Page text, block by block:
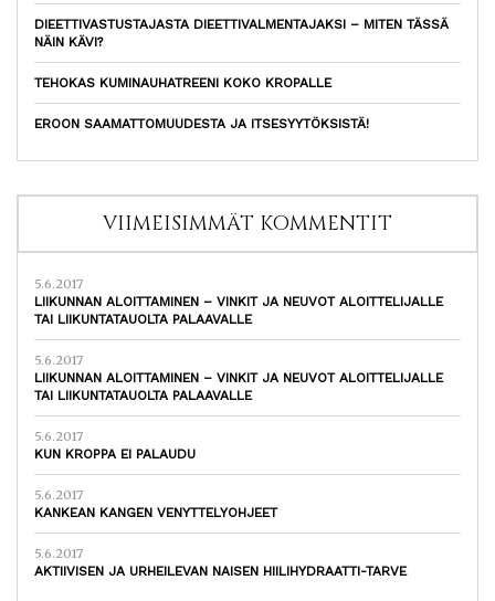
DIEETTIVASTUSTAJASTA DIEETTIVALMENTAJAKSI – MITEN TÄSSÄ
NÄIN KÄVI?
TEHOKAS KUMINAUHATREENI KOKO KROPALLE
EROON SAAMATTOMUUDESTA JA ITSESYYTÖKSISTÄ!
VIIMEISIMMÄT KOMMENTIT
5.6.2017
LIIKUNNAN ALOITTAMINEN – VINKIT JA NEUVOT ALOITTELIJALLE
TAI LIIKUNTATAUOLTA PALAAVALLE
5.6.2017
LIIKUNNAN ALOITTAMINEN – VINKIT JA NEUVOT ALOITTELIJALLE
TAI LIIKUNTATAUOLTA PALAAVALLE
5.6.2017
KUN KROPPA EI PALAUDU
5.6.2017
KANKEAN KANGEN VENYTTELYOHJEET
5.6.2017
AKTIIVISEN JA URHEILEVAN NAISEN HIILIHYDRAATTI-TARVE